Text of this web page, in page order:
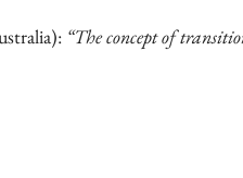
“The concept of